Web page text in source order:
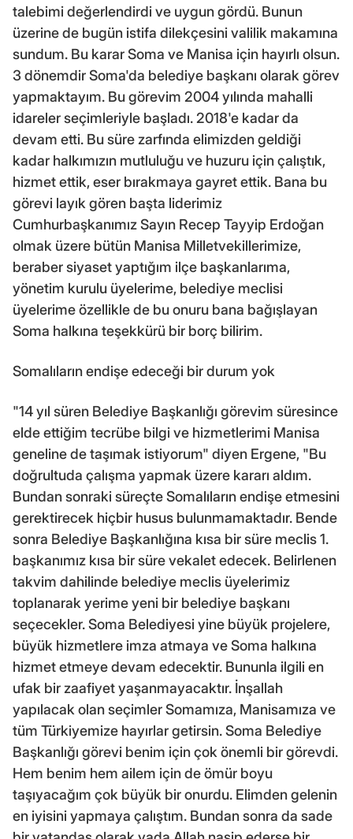
talebimi değerlendirdi ve uygun gördü. Bunun
üzerine de bugün istifa dilekçesini valilik makamına
sundum. Bu karar Soma ve Manisa için hayırlı olsun.
3 dönemdir Soma'da belediye başkanı olarak görev
yapmaktayım. Bu görevim 2004 yılında mahalli
idareler seçimleriyle başladı. 2018'e kadar da
devam etti. Bu süre zarfında elimizden geldiği
kadar halkımızın mutluluğu ve huzuru için çalıştık,
hizmet ettik, eser bırakmaya gayret ettik. Bana bu
görevi layık gören başta liderimiz
Cumhurbaşkanımız Sayın Recep Tayyip Erdoğan
olmak üzere bütün Manisa Milletvekillerimize,
beraber siyaset yaptığım ilçe başkanlarıma,
yönetim kurulu üyelerime, belediye meclisi
üyelerime özellikle de bu onuru bana bağışlayan
Soma halkına teşekkürü bir borç bilirim.
Somalıların endişe edeceği bir durum yok
"14 yıl süren Belediye Başkanlığı görevim süresince
elde ettiğim tecrübe bilgi ve hizmetlerimi Manisa
geneline de taşımak istiyorum" diyen Ergene, "Bu
doğrultuda çalışma yapmak üzere kararı aldım.
Bundan sonraki süreçte Somalıların endişe etmesini
gerektirecek hiçbir husus bulunmamaktadır. Bende
sonra Belediye Başkanlığına kısa bir süre meclis 1.
başkanımız kısa bir süre vekalet edecek. Belirlenen
takvim dahilinde belediye meclis üyelerimiz
toplanarak yerime yeni bir belediye başkanı
seçecekler. Soma Belediyesi yine büyük projelere,
büyük hizmetlere imza atmaya ve Soma halkına
hizmet etmeye devam edecektir. Bununla ilgili en
ufak bir zaafiyet yaşanmayacaktır. İnşallah
yapılacak olan seçimler Somamıza, Manisamıza ve
tüm Türkiyemize hayırlar getirsin. Soma Belediye
Başkanlığı görevi benim için çok önemli bir görevdi.
Hem benim hem ailem için de ömür boyu
taşıyacağım çok büyük bir onurdu. Elimden gelenin
en iyisini yapmaya çalıştım. Bundan sonra da sade